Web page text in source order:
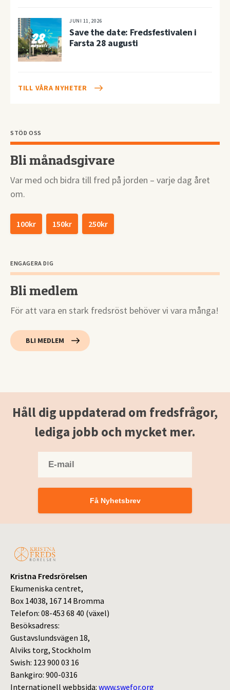
JUNI 11, 2026
Save the date: Fredsfestivalen i
Farsta 28 augusti
TILL VÅRA NYHETER
STÖD OSS
Bli månadsgivare
Var med och bidra till fred på jorden – varje dag året
om.
100kr 150kr 250kr
ENGAGERA DIG
Bli medlem
För att vara en stark fredsröst behöver vi vara många!
BLI MEDLEM
Håll dig uppdaterad om fredsfrågor,
lediga jobb och mycket mer.
Få Nyhetsbrev
Kristna Fredsrörelsen
Ekumeniska centret,
Box 14038, 167 14 Bromma
Telefon: 08-453 68 40 (växel)
Besöksadress:
Gustavslundsvägen 18,
Alviks torg, Stockholm
Swish: 123 900 03 16
Bankgiro: 900-0316
Internationell webbsida: www.swefor.org